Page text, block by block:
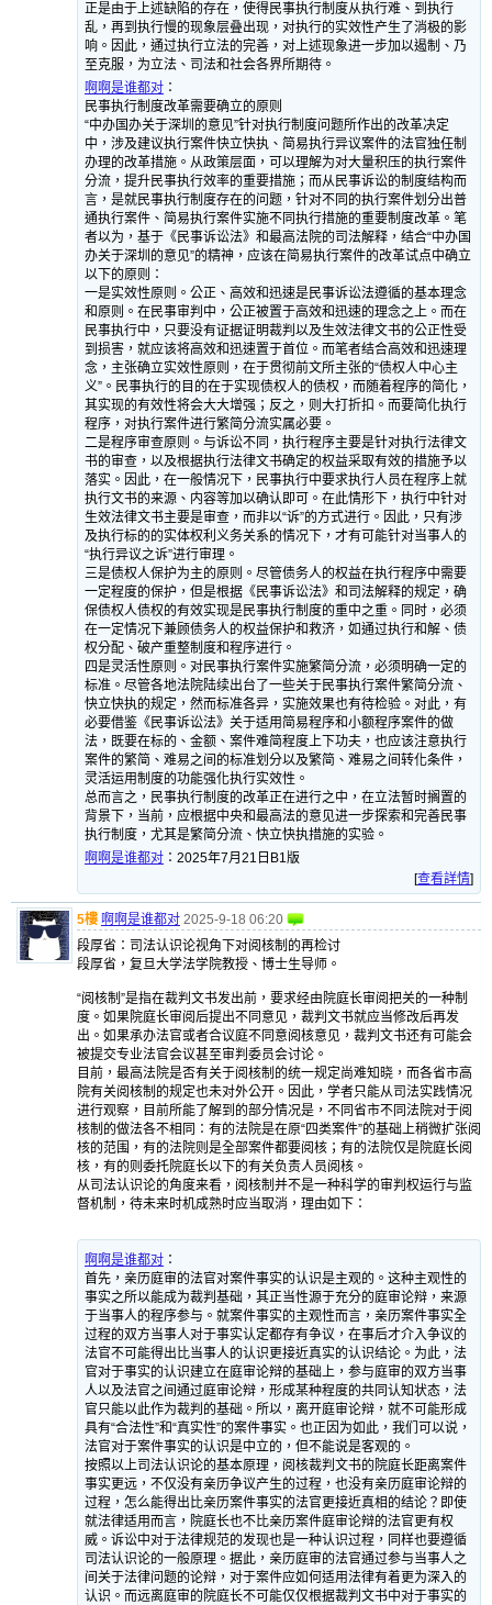
正是由于上述缺陷的存在，使得民事执行制度从执行难、到执行
乱，再到执行慢的现象层叠出现，对执行的实效性产生了消极的影
响。因此，通过执行立法的完善，对上述现象进一步加以遏制、乃
至克服，为立法、司法和社会各界所期待。
啊啊是谁都对 ：
民事执行制度改革需要确立的原则
“中办国办关于深圳的意见”针对执行制度问题所作出的改革决定
中，涉及建议执行案件快立快执、简易执行异议案件的法官独任制
办理的改革措施。从政策层面，可以理解为对大量积压的执行案件
分流，提升民事执行效率的重要措施；而从民事诉讼的制度结构而
言，是就民事执行制度存在的问题，针对不同的执行案件划分出普
通执行案件、简易执行案件实施不同执行措施的重要制度改革。笔
者以为，基于《民事诉讼法》和最高法院的司法解释，结合“中办国
办关于深圳的意见”的精神，应该在简易执行案件的改革试点中确立
以下的原则：
一是实效性原则。公正、高效和迅速是民事诉讼法遵循的基本理念
和原则。在民事审判中，公正被置于高效和迅速的理念之上。而在
民事执行中，只要没有证据证明裁判以及生效法律文书的公正性受
到损害，就应该将高效和迅速置于首位。而笔者结合高效和迅速理
念，主张确立实效性原则，在于贯彻前文所主张的“债权人中心主
义”。民事执行的目的在于实现债权人的债权，而随着程序的简化，
其实现的有效性将会大大增强；反之，则大打折扣。而要简化执行
程序，对执行案件进行繁简分流实属必要。
二是程序审查原则。与诉讼不同，执行程序主要是针对执行法律文
书的审查，以及根据执行法律文书确定的权益采取有效的措施予以
落实。因此，在一般情况下，民事执行中要求执行人员在程序上就
执行文书的来源、内容等加以确认即可。在此情形下，执行中针对
生效法律文书主要是审查，而非以“诉”的方式进行。因此，只有涉
及执行标的的实体权利义务关系的情况下，才有可能针对当事人的
“执行异议之诉”进行审理。
三是债权人保护为主的原则。尽管债务人的权益在执行程序中需要
一定程度的保护，但是根据《民事诉讼法》和司法解释的规定，确
保债权人债权的有效实现是民事执行制度的重中之重。同时，必须
在一定情况下兼顾债务人的权益保护和救济，如通过执行和解、债
权分配、破产重整制度和程序进行。
四是灵活性原则。对民事执行案件实施繁简分流，必须明确一定的
标准。尽管各地法院陆续出台了一些关于民事执行案件繁简分流、
快立快执的规定，然而标准各异，实施效果也有待检验。对此，有
必要借鉴《民事诉讼法》关于适用简易程序和小额程序案件的做
法，既要在标的、金额、案件难简程度上下功夫，也应该注意执行
案件的繁简、难易之间的标准划分以及繁简、难易之间转化条件，
灵活运用制度的功能强化执行实效性。
总而言之，民事执行制度的改革正在进行之中，在立法暂时搁置的
背景下，当前，应根据中央和最高法的意见进一步探索和完善民事
执行制度，尤其是繁简分流、快立快执措施的实验。
啊啊是谁都对 ： 2025年7月21日B1版
[查看詳情]
5樓 啊啊是谁都对 2025-9-18 06:20
段厚省：司法认识论视角下对阅核制的再检讨
段厚省，复旦大学法学院教授、博士生导师。
“阅核制”是指在裁判文书发出前，要求经由院庭长审阅把关的一种制
度。如果院庭长审阅后提出不同意见，裁判文书就应当修改后再发
出。如果承办法官或者合议庭不同意阅核意见，裁判文书还有可能会
被提交专业法官会议甚至审判委员会讨论。
目前，最高法院是否有关于阅核制的统一规定尚难知晓，而各省市高
院有关阅核制的规定也未对外公开。因此，学者只能从司法实践情况
进行观察，目前所能了解到的部分情况是，不同省市不同法院对于阅
核制的做法各不相同：有的法院是在原“四类案件”的基础上稍微扩张阅
核的范围，有的法院则是全部案件都要阅核；有的法院仅是院庭长阅
核，有的则委托院庭长以下的有关负责人员阅核。
从司法认识论的角度来看，阅核制并不是一种科学的审判权运行与监
督机制，待未来时机成熟时应当取消，理由如下：
啊啊是谁都对 ：
首先，亲历庭审的法官对案件事实的认识是主观的。这种主观性的
事实之所以能成为裁判基础，其正当性源于充分的庭审论辩，来源
于当事人的程序参与。就案件事实的主观性而言，亲历案件事实全
过程的双方当事人对于事实认定都存有争议，在事后才介入争议的
法官不可能得出比当事人的认识更接近真实的认识结论。为此，法
官对于事实的认识建立在庭审论辩的基础上，参与庭审的双方当事
人以及法官之间通过庭审论辩，形成某种程度的共同认知状态，法
官只能以此作为裁判的基础。所以，离开庭审论辩，就不可能形成
具有“合法性”和“真实性”的案件事实。也正因为如此，我们可以说，
法官对于案件事实的认识是中立的，但不能说是客观的。
按照以上司法认识论的基本原理，阅核裁判文书的院庭长距离案件
事实更远，不仅没有亲历争议产生的过程，也没有亲历庭审论辩的
过程，怎么能得出比亲历案件事实的法官更接近真相的结论？即使
就法律适用而言，院庭长也不比亲历案件庭审论辩的法官更有权
威。诉讼中对于法律规范的发现也是一种认识过程，同样也要遵循
司法认识论的一般原理。据此，亲历庭审的法官通过参与当事人之
间关于法律问题的论辩，对于案件应如何适用法律有着更为深入的
认识。而远离庭审的院庭长不可能仅仅根据裁判文书中对于事实的